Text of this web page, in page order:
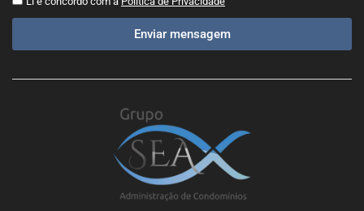
Enviar mensagem